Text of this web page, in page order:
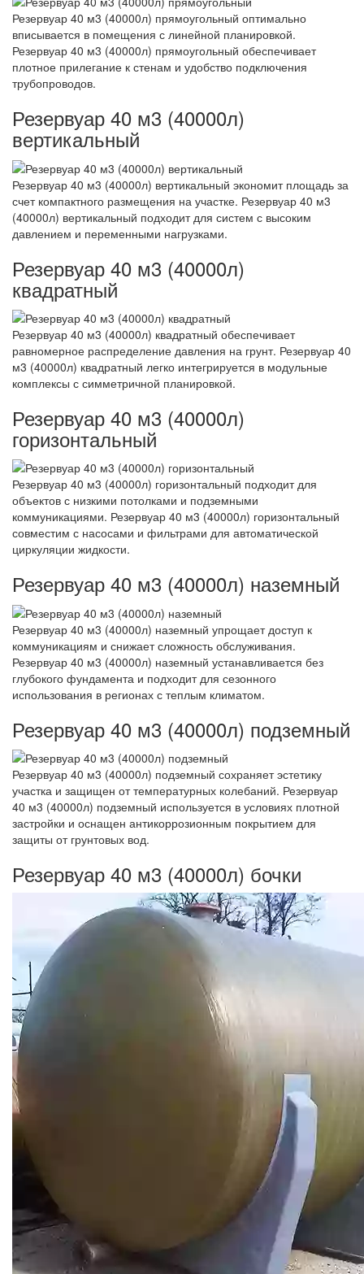
Резервуар 40 м3 (40000л) прямоугольный оптимально
вписывается в помещения с линейной планировкой.
Резервуар 40 м3 (40000л) прямоугольный обеспечивает
плотное прилегание к стенам и удобство подключения
трубопроводов.
Резервуар 40 м3 (40000л)
вертикальный
Резервуар 40 м3 (40000л) вертикальный экономит площадь за
счет компактного размещения на участке. Резервуар 40 м3
(40000л) вертикальный подходит для систем с высоким
давлением и переменными нагрузками.
Резервуар 40 м3 (40000л)
квадратный
Резервуар 40 м3 (40000л) квадратный обеспечивает
равномерное распределение давления на грунт. Резервуар 40
м3 (40000л) квадратный легко интегрируется в модульные
комплексы с симметричной планировкой.
Резервуар 40 м3 (40000л)
горизонтальный
Резервуар 40 м3 (40000л) горизонтальный подходит для
объектов с низкими потолками и подземными
коммуникациями. Резервуар 40 м3 (40000л) горизонтальный
совместим с насосами и фильтрами для автоматической
циркуляции жидкости.
Резервуар 40 м3 (40000л) наземный
Резервуар 40 м3 (40000л) наземный упрощает доступ к
коммуникациям и снижает сложность обслуживания.
Резервуар 40 м3 (40000л) наземный устанавливается без
глубокого фундамента и подходит для сезонного
использования в регионах с теплым климатом.
Резервуар 40 м3 (40000л) подземный
Резервуар 40 м3 (40000л) подземный сохраняет эстетику
участка и защищен от температурных колебаний. Резервуар
40 м3 (40000л) подземный используется в условиях плотной
застройки и оснащен антикоррозионным покрытием для
защиты от грунтовых вод.
Резервуар 40 м3 (40000л) бочки